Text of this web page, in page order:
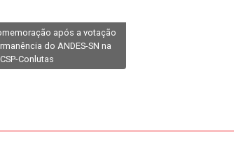
após a votação
do ANDES-SN na
CSP-Conlutas